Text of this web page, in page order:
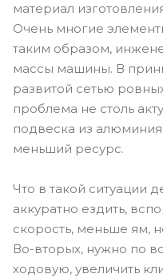
материал
Очень многие
таким образом,
массы машины. В
развитой сетью
проблема не столь
подвеска из
меньший ресурс.
Что в такой ситуации
аккуратно ездить,
скорость, меньше ям,
Во-вторых, нужно по
ходовую, увеличить